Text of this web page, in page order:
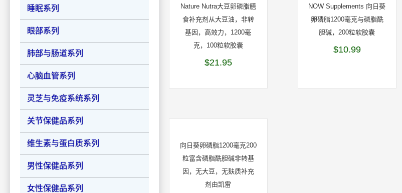
睡眠系列
眼部系列
肺部与肠道系列
心脑血管系列
灵芝与免疫系统系列
关节保健品系列
维生素与蛋白质系列
男性保健品系列
女性保健品系列
Nature Nutra大豆卵磷脂膳
食补充剂从大豆油，非转
基因，高效力，1200毫
克，100粒软胶囊
$21.95
NOW Supplements 向日葵
卵磷脂1200毫克与磷脂酰
胆碱，200粒软胶囊
$10.99
向日葵卵磷脂1200毫克200
粒富含磷脂酰胆碱非转基
因，无大豆，无麸质补充
剂由凯雷